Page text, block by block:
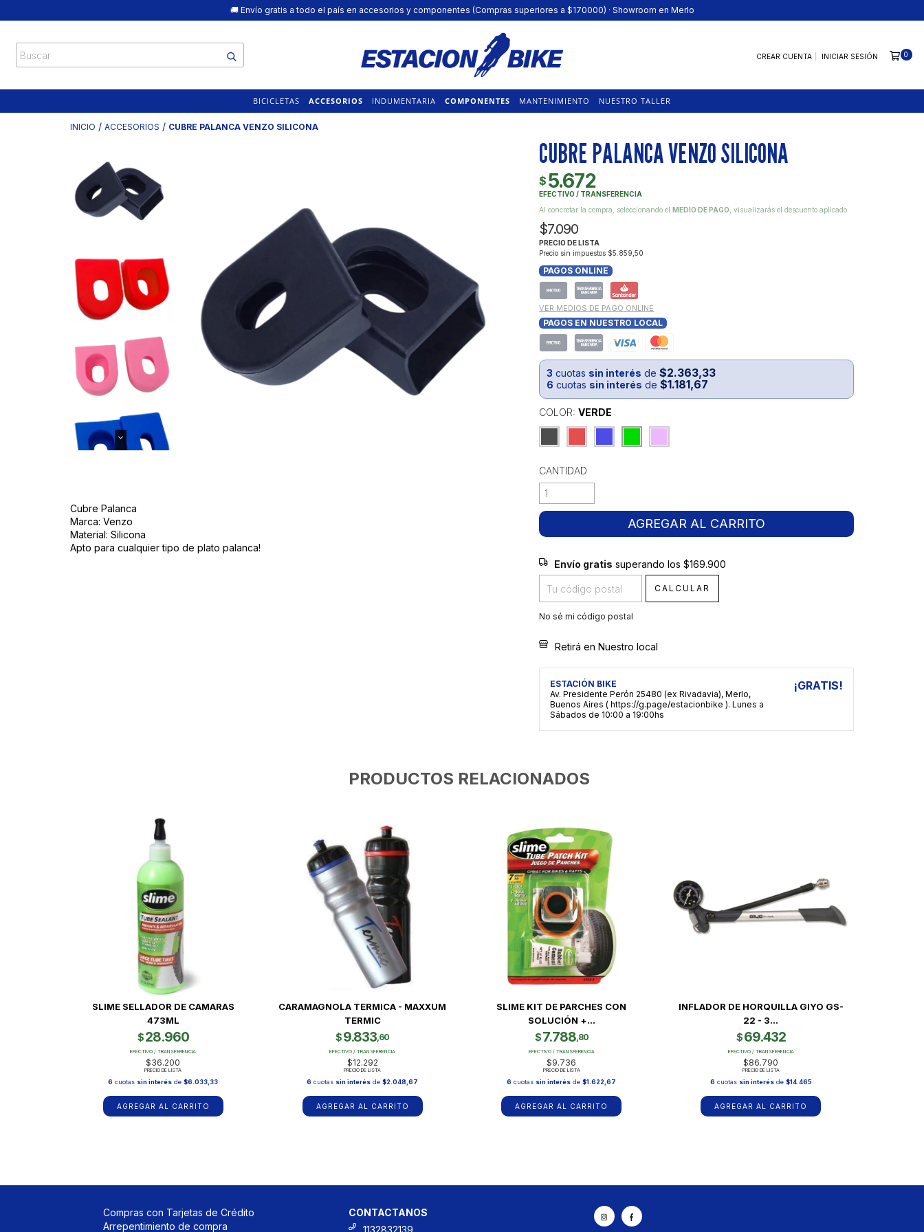
🚚 Envío gratis a todo el país en accesorios y componentes (Compras superiores a $170000) · Showroom en Merlo
CREAR CUENTA INICIAR SESIÓN 0
BICICLETAS ACCESORIOS INDUMENTARIA COMPONENTES MANTENIMIENTO NUESTRO TALLER
INICIO / ACCESORIOS / CUBRE PALANCA VENZO SILICONA
Cubre Palanca
Marca: Venzo
Material: Silicona
Apto para cualquier tipo de plato palanca!
CUBRE PALANCA VENZO SILICONA
$ 5.672
EFECTIVO / TRANSFERENCIA
Al concretar la compra, seleccionando elMEDIO DE PAGO , visualizarás el descuento aplicado.
$7.090
PRECIO DE LISTA
Precio sin impuestos $5.859,50
PAGOS ONLINE
VER MEDIOS DE PAGO ONLINE
PAGOS EN NUESTRO LOCAL
3 cuotas sin interés de$2.363,33
6 cuotas sin interés de$1.181,67
COLOR: VERDE
CANTIDAD
Envío gratis $169.900
Entregas para el CP:
Envío gratis superando los$169.900
CALCULAR
No sé mi código postal
Retirá en Nuestro local
ESTACIÓN BIKE
Av. Presidente Perón 25480 (ex Rivadavia), Merlo,
Buenos Aires ( https://g.page/estacionbike ). Lunes a
Sábados de 10:00 a 19:00hs
¡GRATIS!
PRODUCTOS RELACIONADOS
SLIME SELLADOR DE CAMARAS
473ML
$28.960
EFECTIVO / TRANSFERENCIA
$36.200
PRECIO DE LISTA
6 cuotas sin interés de$6.033,33
CARAMAGNOLA TERMICA - MAXXUM
TERMIC
$9.833 ,60
EFECTIVO / TRANSFERENCIA
$12.292
PRECIO DE LISTA
6 cuotas sin interés de$2.048,67
AGREGAR AL CARRITO
SLIME KIT DE PARCHES CON
SOLUCIÓN +...
$7.788,80
EFECTIVO / TRANSFERENCIA
$9.736
PRECIO DE LISTA
6 cuotas sin interés de$1.622,67
INFLADOR DE HORQUILLA GIYO GS-
22 - 3...
$69.432
EFECTIVO / TRANSFERENCIA
$86.790
PRECIO DE LISTA
6 cuotas sin interésde $14.465
Compras con Tarjetas de Crédito
Arrepentimiento de compra
CONTACTANOS
1132832139